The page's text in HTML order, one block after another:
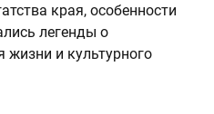
края, особенности
легенды о
жизни и культурного